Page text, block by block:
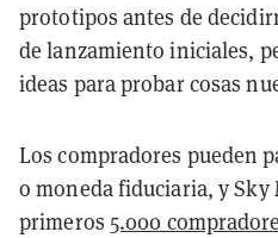
prototipos antes de
de lanzamiento iniciales,
ideas para probar cosas
Los compradores pueden
o moneda fiduciaria, y Sky
primeros 5.000